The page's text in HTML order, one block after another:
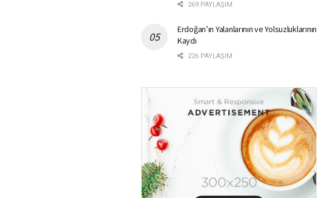
269 PAYLAŞIM
Erdoğan’ın Yalanlarının ve Yolsuzluklarının
Kaydı
226 PAYLAŞIM